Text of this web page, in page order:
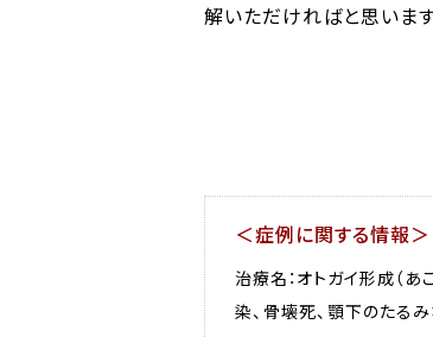
解いただければと思います
＜症例に関する情報＞
治療名：オトガイ形成（
染、骨壊死、顎下のたる